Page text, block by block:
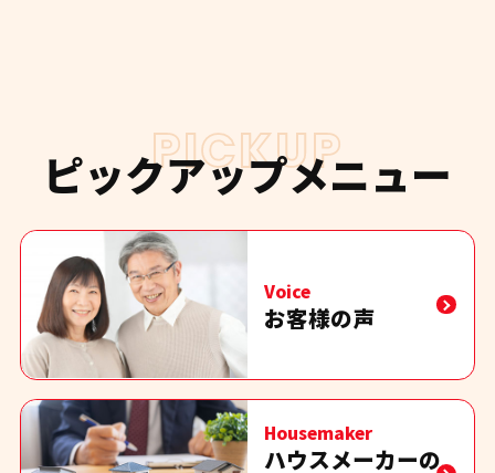
PICKUP
ピックアップメニュー
Voice
お客様の声
Housemaker
ハウスメーカーの